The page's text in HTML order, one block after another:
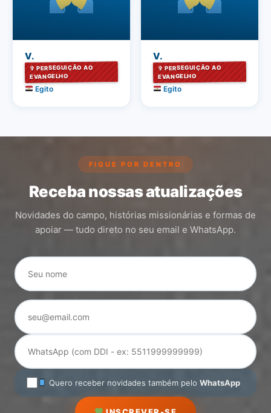
V.
✞ PERSEGUIÇÃO AO
EVANGELHO
Egito
V.
✞ PERSEGUIÇÃO AO
EVANGELHO
Egito
FIQUE POR DENTRO
Receba nossas atualizações
Novidades do campo, histórias missionárias e formas de
apoiar — tudo direto no seu email e WhatsApp.
Quero receber novidades também pelo WhatsApp